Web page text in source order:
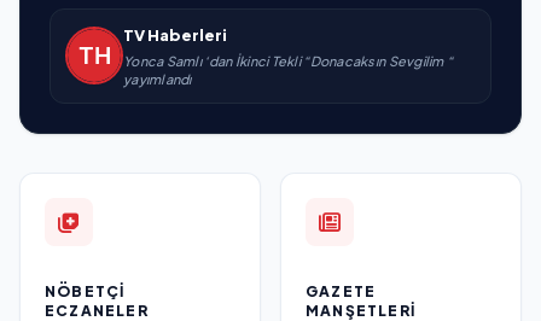
TV Haberleri
Yonca Samlı ‘dan İkinci Tekli “Donacaksın Sevgilim “
yayımlandı
NÖBETÇI
ECZANELER
GAZETE
MANŞETLERI